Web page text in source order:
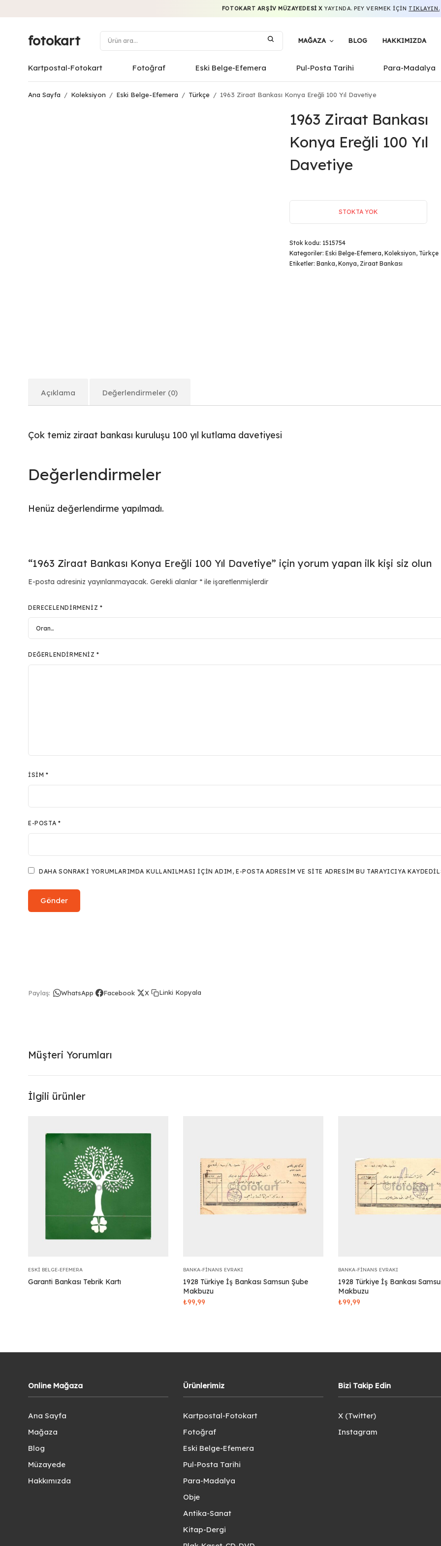
FOTOKART ARŞIV MÜZAYEDESI X YAYINDA. PEY VERMEK IÇIN TIKLAYIN.
fotokart MAĞAZA BLOG HAKKIMIZDA
Kartpostal-Fotokart Fotoğraf Eski Belge-Efemera Pul-Posta Tarihi Para-Madalya
Ana Sayfa / Koleksiyon / Eski Belge-Efemera / Türkçe / 1963 Ziraat Bankası Konya Ereğli 100 Yıl Davetiye
1963 Ziraat Bankası
Konya Ereğli 100 Yıl
Davetiye
STOKTA YOK
Stok kodu: 1515754
Kategoriler: Eski Belge-Efemera, Koleksiyon, Türkçe
Etiketler: Banka, Konya, Ziraat Bankası
Açıklama Değerlendirmeler (0)
Çok temiz ziraat bankası kuruluşu 100 yıl kutlama davetiyesi
Değerlendirmeler
Henüz değerlendirme yapılmadı.
“1963 Ziraat Bankası Konya Ereğli 100 Yıl Davetiye” için yorum yapan ilk kişi siz olun
E-posta adresiniz yayınlanmayacak. Gerekli alanlar * ile işaretlenmişlerdir
DERECELENDIRMENIZ *
DEĞERLENDIRMENIZ*
İSIM*
E-POSTA *
DAHA SONRAKI YORUMLARIMDA KULLANILMASI IÇIN ADIM, E-POSTA ADRESIM VE SITE ADRESIM BU TARAYICIYA
Paylaş: WhatsApp Facebook X Linki Kopyala
Müşteri Yorumları
İlgili ürünler
ESKI BELGE-EFEMERA
Garanti Bankası Tebrik Kartı
BANKA-FINANS EVRAKI
1928 Türkiye İş Bankası Samsun Şube
Makbuzu
₺99,99
BANKA-FINANS EVRAKI
1928 Türkiye İş Bankası
Makbuzu
₺99,99
Online Mağaza
Ana Sayfa
Mağaza
Blog
Müzayede
Hakkımızda
Ürünlerimiz
Kartpostal-Fotokart
Fotoğraf
Eski Belge-Efemera
Pul-Posta Tarihi
Para-Madalya
Obje
Antika-Sanat
Kitap-Dergi
Bizi Takip Edin
X (Twitter)
Instagram